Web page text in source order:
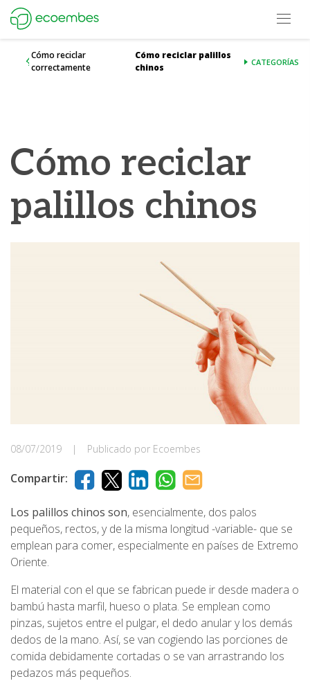
Ecoembes Reduce Reutiliza y Recicla
Open
Cómo reciclar
correctamente
Cómo reciclar palillos
chinos
CATEGORÍAS
Cómo reciclar
palillos chinos
08/07/2019 | Publicado por Ecoembes
Compartir:
Los palillos chinos son, esencialmente, dos palos
pequeños, rectos, y de la misma longitud -variable- que se
emplean para comer, especialmente en países de Extremo
Oriente.
El material con el que se fabrican puede ir desde madera o
bambú hasta marfil, hueso o plata. Se emplean como
pinzas, sujetos entre el pulgar, el dedo anular y los demás
dedos de la mano. Así, se van cogiendo las porciones de
comida debidamente cortadas o se van arrastrando los
pedazos más pequeños.